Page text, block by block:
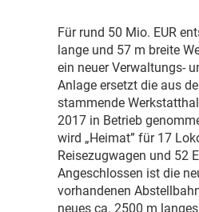
Für rund 50 Mio. EUR
lange und 57 m breite
ein neuer Verwaltungs-
Anlage ersetzt die aus
stammende
2017 in Betrieb
wird „Heimat” für 17
Reisezugwagen und 52
Angeschlossen ist die
vorhandenen
neues ca. 2500 m